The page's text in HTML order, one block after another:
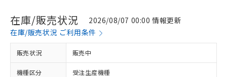
在庫/販売状況
2026/08/07 00:00 情報更新
在庫/販売状況 ご利用条件
販売状況 販売中
機種区分 受注生産機種